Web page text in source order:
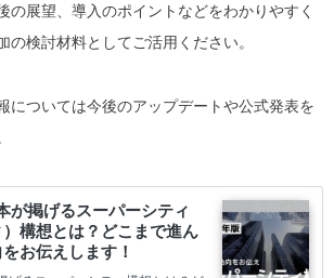
の展望、導入のポイントなどをわかりやすく
の検討材料としてご活用ください。
については今後のアップデートや公式発表を